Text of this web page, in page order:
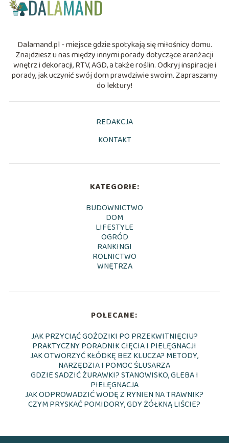
Dalamand.pl - miejsce gdzie spotykają się miłośnicy domu.
Znajdziesz u nas między innymi porady dotyczące aranżacji
wnętrz i dekoracji, RTV, AGD, a także roślin. Odkryj inspiracje i
porady, jak uczynić swój dom prawdziwie swoim. Zapraszamy
do lektury!
REDAKCJA
KONTAKT
KATEGORIE:
BUDOWNICTWO
DOM
LIFESTYLE
OGRÓD
RANKINGI
ROLNICTWO
WNĘTRZA
POLECANE:
JAK PRZYCIĄĆ GOŹDZIKI PO PRZEKWITNIĘCIU?
PRAKTYCZNY PORADNIK CIĘCIA I PIELĘGNACJI
JAK OTWORZYĆ KŁÓDKĘ BEZ KLUCZA? METODY,
NARZĘDZIA I POMOC ŚLUSARZA
GDZIE SADZIĆ ŻURAWKI? STANOWISKO, GLEBA I
PIELĘGNACJA
JAK ODPROWADZIĆ WODĘ Z RYNIEN NA TRAWNIK?
CZYM PRYSKAĆ POMIDORY, GDY ŻÓŁKNĄ LIŚCIE?